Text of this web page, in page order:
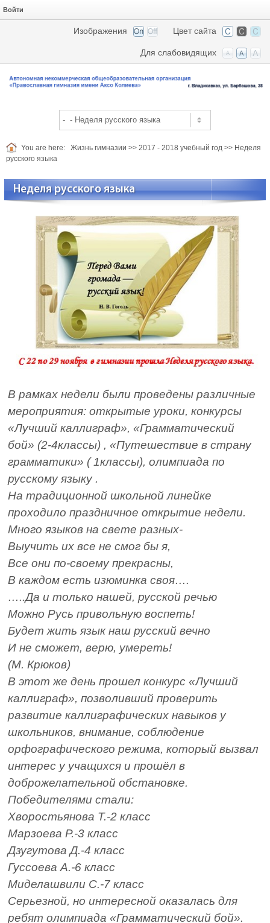
Войти
Цвет сайта
Изображения
Для слабовидящих
You are here: Жизнь гимназии >> 2017 - 2018 учебный год >> Неделя
русского языка
Неделя русского языка
В рамках недели были проведены различные
мероприятия: открытые уроки, конкурсы
«Лучший каллиграф», «Грамматический
бой» (2-4классы) , «Путешествие в страну
грамматики» ( 1классы), олимпиада по
русскому языку .
На традиционной школьной линейке
проходило праздничное открытие недели.
Много языков на свете разных-
Выучить их все не смог бы я,
Все они по-своему прекрасны,
В каждом есть изюминка своя….
…..Да и только нашей, русской речью
Можно Русь привольную воспеть!
Будет жить язык наш русский вечно
И не сможет, верю, умереть!
(М. Крюков)
В этот же день прошел конкурс «Лучший
каллиграф», позволивший проверить
развитие каллиграфических навыков у
школьников, внимание, соблюдение
орфографического режима, который вызвал
интерес у учащихся и прошёл в
доброжелательной обстановке.
Победителями стали:
Хворостьянова Т.-2 класс
Марзоева Р.-3 класс
Дзугутова Д.-4 класс
Гуссоева А.-6 класс
Миделашвили С.-7 класс
Серьезной, но интересной оказалась для
ребят олимпиада «Грамматический бой».